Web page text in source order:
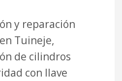
y reparación
Tuineje,
de cilindros
con llave